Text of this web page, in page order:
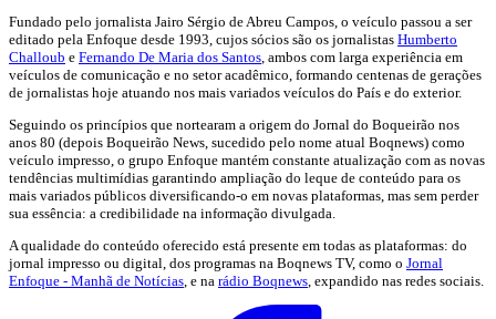
Fundado pelo jornalista Jairo Sérgio de Abreu Campos, o veículo passou a ser
editado pela Enfoque desde 1993, cujos sócios são os jornalistas Humberto
Challoub e Fernando De Maria dos Santos, ambos com larga experiência em
veículos de comunicação e no setor acadêmico, formando centenas de gerações
de jornalistas hoje atuando nos mais variados veículos do País e do exterior.
Seguindo os princípios que nortearam a origem do Jornal do Boqueirão nos
anos 80 (depois Boqueirão News, sucedido pelo nome atual Boqnews) como
veículo impresso, o grupo Enfoque mantém constante atualização com as novas
tendências multimídias garantindo ampliação do leque de conteúdo para os
mais variados públicos diversificando-o em novas plataformas, mas sem perder
sua essência: a credibilidade na informação divulgada.
A qualidade do conteúdo oferecido está presente em todas as plataformas: do
jornal impresso ou digital, dos programas na Boqnews TV, como o Jornal
Enfoque - Manhã de Notícias, e na rádio Boqnews, expandido nas redes sociais.